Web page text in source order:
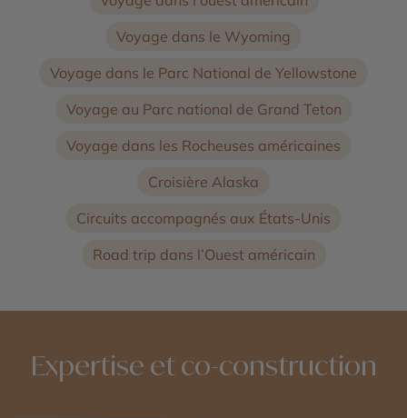
Voyage dans le Wyoming
Voyage dans le Parc National de Yellowstone
Voyage au Parc national de Grand Teton
Voyage dans les Rocheuses américaines
Croisière Alaska
Circuits accompagnés aux États-Unis
Road trip dans l’Ouest américain
Expertise et co-construction